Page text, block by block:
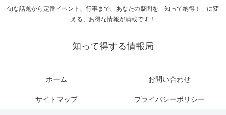
旬な話題から定番イベント、行事まで、あなたの疑問を「知って納得！」に変
える、お得な情報が満載です！
知って得する情報局
ホーム お問い合わせ
サイトマップ プライバシーポリシー